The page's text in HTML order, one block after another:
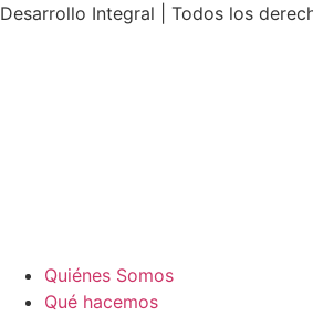
Desarrollo Integral | Todos los
Quiénes Somos
Qué hacemos